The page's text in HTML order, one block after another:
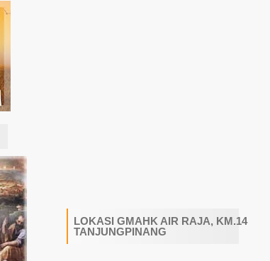
LOKASI GMAHK AIR RAJA, KM.14
TANJUNGPINANG